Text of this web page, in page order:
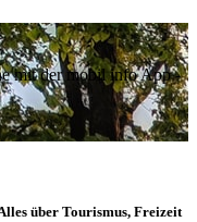
mit der mobil info App -
über Tourismus, Freizeit